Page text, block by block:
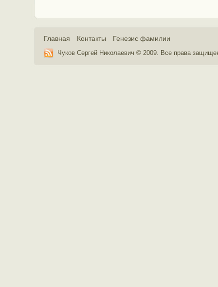
Главная Контакты Генезис фамилии
Чуков Сергей Николаевич © 2009. Все права